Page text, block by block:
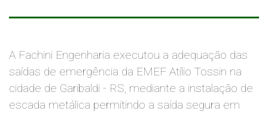
A Fachini Engenharia executou a adequação das
saídas de emergência da EMEF Atílio Tossin na
cidade de Garibaldi - RS, mediante a instalação de
escada metálica permitindo a saída segura em